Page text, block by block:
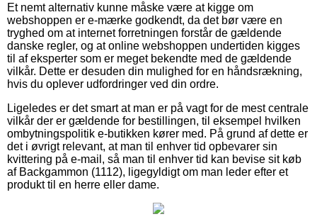
Et nemt alternativ kunne måske være at kigge om
webshoppen er e-mærke godkendt, da det bør være en
tryghed om at internet forretningen forstår de gældende
danske regler, og at online webshoppen undertiden kigges
til af eksperter som er meget bekendte med de gældende
vilkår. Dette er desuden din mulighed for en håndsrækning,
hvis du oplever udfordringer ved din ordre.
Ligeledes er det smart at man er på vagt for de mest centrale
vilkår der er gældende for bestillingen, til eksempel hvilken
ombytningspolitik e-butikken kører med. På grund af dette er
det i øvrigt relevant, at man til enhver tid opbevarer sin
kvittering på e-mail, så man til enhver tid kan bevise sit køb
af Backgammon (1112), ligegyldigt om man leder efter et
produkt til en herre eller dame.